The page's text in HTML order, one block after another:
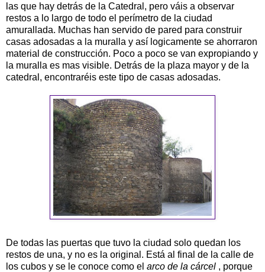
las que hay detrás de la Catedral, pero váis a observar
restos a lo largo de todo el perímetro de la ciudad
amurallada. Muchas han servido de pared para construir
casas adosadas a la muralla y así logicamente se ahorraron
material de construcción. Poco a poco se van expropiando y
la muralla es mas visible. Detrás de la plaza mayor y de la
catedral, encontraréis este tipo de casas adosadas.
De todas las puertas que tuvo la ciudad solo quedan los
restos de una, y no es la original. Está al final de la calle de
los cubos y se le conoce como el arco de la cárcel , porque